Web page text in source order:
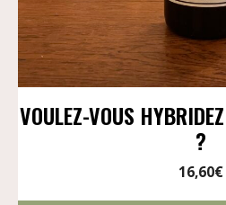
VOULEZ-VOUS
?
16,60€